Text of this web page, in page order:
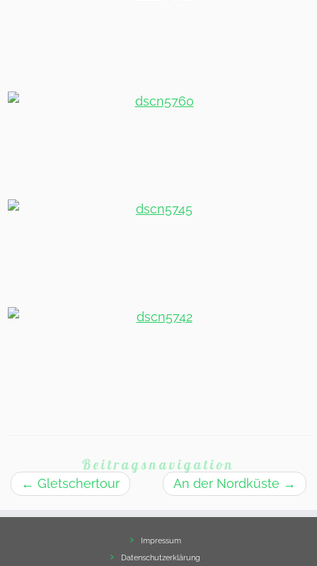
In den Pancakes
Hier noch ein Ausschnitt der Formation
Blowholes
Beitragsnavigation
← Gletschertour An der Nordküste →
Impressum
Datenschutzerklärung